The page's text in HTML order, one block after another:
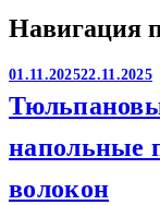
Навигация
01.11.202522.11.2025
напольные
волокон